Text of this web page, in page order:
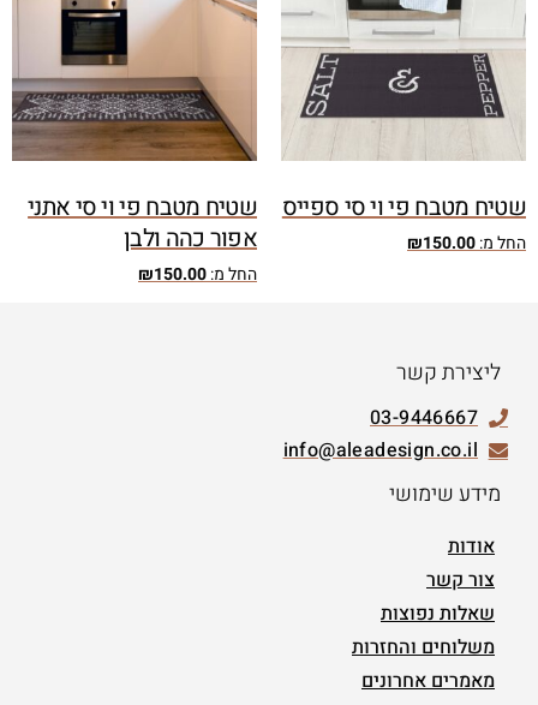
שטיח מטבח פי וי סי ספייס
החל מ: ₪150.00
שטיח מטבח פי וי סי אתני
אפור כהה ולבן
החל מ: ₪150.00
ליצירת קשר
03-9446667
info@aleadesign.co.il
מידע שימושי
אודות
צור קשר
שאלות נפוצות
משלוחים והחזרות
מאמרים אחרונים